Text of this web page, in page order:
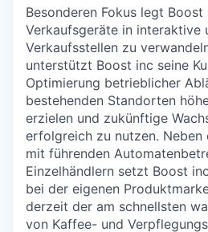
Besonderen Fokus legt
Verkaufsgeräte in interaktive
Verkaufsstellen zu
unterstützt Boost inc seine
Optimierung betrieblicher
bestehenden Standorten
erzielen und zukünftige
erfolgreich zu nutzen. Neben
mit führenden
Einzelhändlern setzt Boost
bei der eigenen
derzeit der am schnellsten
von Kaffee- und